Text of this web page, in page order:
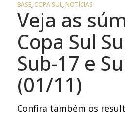
BASE,COPA SUL,NOTÍCIAS
Veja as
Copa Sul
Sub-17 e
(01/11)
Confira também os